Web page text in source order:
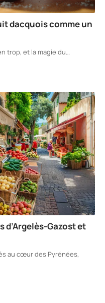
dacquois comme un
trop, et la magie du…
Gazost et
au cœur des Pyrénées,